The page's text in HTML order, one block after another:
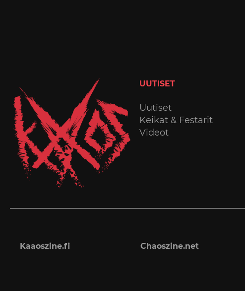
UUTISET
Uutiset
Keikat & Festarit
Videot
Kaaoszine.fi Chaoszine.net